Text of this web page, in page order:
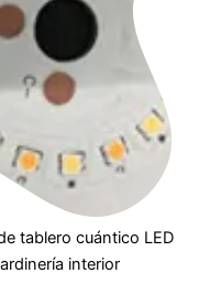
tablero cuántico LED
interior